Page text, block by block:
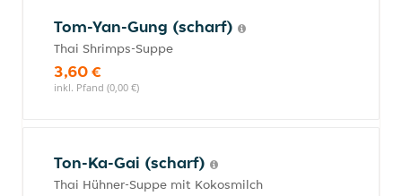
Tom-Yan-Gung (scharf)
Thai Shrimps-Suppe
3,60 €
inkl. Pfand (0,00 €)
Ton-Ka-Gai (scharf)
Thai Hühner-Suppe mit Kokosmilch